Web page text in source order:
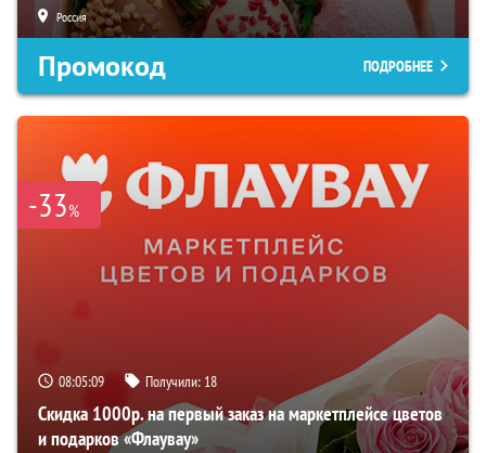
Россия
Промокод ПОДРОБНЕЕ
-33%
08:05:08 Получили: 18
Скидка 1000р. на первый заказ на маркетплейсе цветов
и подарков «Флаувау»